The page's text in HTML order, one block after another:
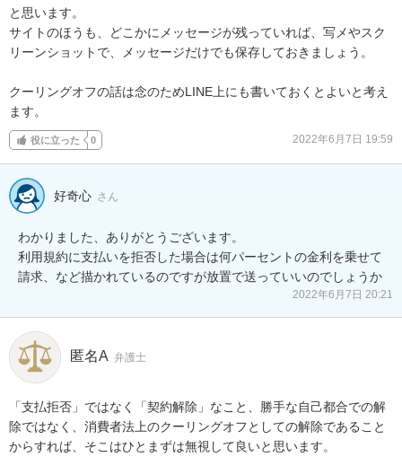
と思います。
サイトのほうも、どこかにメッセージが残っていれば、写メやスク
リーンショットで、メッセージだけでも保存しておきましょう。
クーリングオフの話は念のためLINE上にも書いておくとよいと考え
ます。
役に立った 0 2022年6月7日 19:59
好奇心 さん
わかりました、ありがとうございます。
利用規約に支払いを拒否した場合は何パーセントの金利を乗せて
請求、など描かれているのですが放置で送っていいのでしょうか
2022年6月7日 20:21
匿名A 弁護士
「支払拒否」ではなく「契約解除」なこと、勝手な自己都合での解
除ではなく、消費者法上のクーリングオフとしての解除であること
からすれば、そこはひとまずは無視して良いと思います。